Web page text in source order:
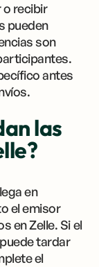
o recibir
pueden
son
antes
las
en
el emisor
en Zelle. Si el
tardar
el